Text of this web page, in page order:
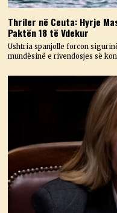
Thriler në Ceuta: Hyrje
Paktën 18 të Vdekur
Ushtria spanjolle forcon
mundësinë e rivendosjes së